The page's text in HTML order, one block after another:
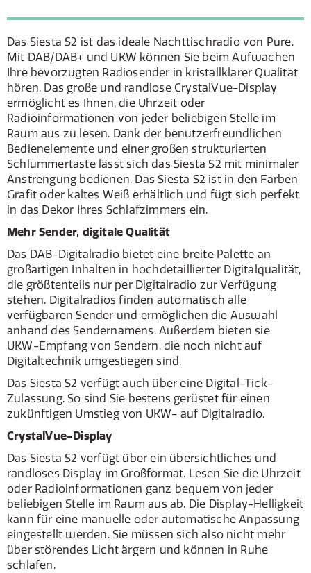
Das Siesta S2 ist das ideale Nachttischradio von Pure.
Mit DAB/DAB+ und UKW können Sie beim Aufwachen
Ihre bevorzugten Radiosender in kristallklarer Qualität
hören. Das große und randlose CrystalVue-Display
ermöglicht es Ihnen, die Uhrzeit oder
Radioinformationen von jeder beliebigen Stelle im
Raum aus zu lesen. Dank der benutzerfreundlichen
Bedienelemente und einer großen strukturierten
Schlummertaste lässt sich das Siesta S2 mit minimaler
Anstrengung bedienen. Das Siesta S2 ist in den Farben
Grafit oder kaltes Weiß erhältlich und fügt sich perfekt
in das Dekor Ihres Schlafzimmers ein.
Mehr Sender, digitale Qualität
Das DAB-Digitalradio bietet eine breite Palette an
großartigen Inhalten in hochdetaillierter Digitalqualität,
die größtenteils nur per Digitalradio zur Verfügung
stehen. Digitalradios finden automatisch alle
verfügbaren Sender und ermöglichen die Auswahl
anhand des Sendernamens. Außerdem bieten sie
UKW-Empfang von Sendern, die noch nicht auf
Digitaltechnik umgestiegen sind.
Das Siesta S2 verfügt auch über eine Digital-Tick-
Zulassung. So sind Sie bestens gerüstet für einen
zukünftigen Umstieg von UKW- auf Digitalradio.
CrystalVue-Display
Das Siesta S2 verfügt über ein übersichtliches und
randloses Display im Großformat. Lesen Sie die Uhrzeit
oder Radioinformationen ganz bequem von jeder
beliebigen Stelle im Raum aus ab. Die Display-Helligkeit
kann für eine manuelle oder automatische Anpassung
eingestellt werden. Sie müssen sich also nicht mehr
über störendes Licht ärgern und können in Ruhe
schlafen.